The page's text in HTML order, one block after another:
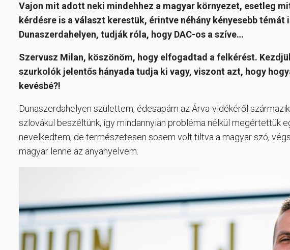
Vajon mit adott neki mindehhez a magyar környezet, esetleg
kérdésre is a választ kerestük, érintve néhány kényesebb
Dunaszerdahelyen, tudják róla, hogy DAC-os a szíve…
Szervusz Milan, köszönöm, hogy elfogadtad a felkérést.
szurkolók jelentős hányada tudja ki vagy, viszont azt, hogy
kevésbé?!
Dunaszerdahelyen születtem, édesapám az Árva-vidékéről
szlovákul beszéltünk, így mindannyian probléma nélkül megértettük
nevelkedtem, de természetesen sosem volt tiltva a magyar szó,
magyar lenne az anyanyelvem.